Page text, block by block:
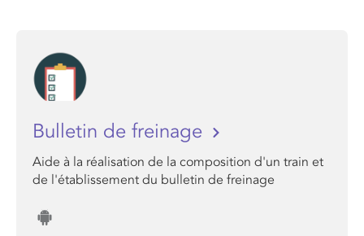
Bulletin de freinage
Aide à la réalisation de la composition d'un train et
de l'établissement du bulletin de freinage